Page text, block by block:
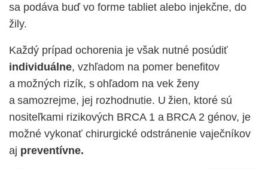
sa podáva buď vo forme tabliet alebo injekčne, do
žily.
Každý prípad ochorenia je však nutné posúdiť
individuálne, vzhľadom na pomer benefitov
a možných rizík, s ohľadom na vek ženy
a samozrejme, jej rozhodnutie. U žien, ktoré sú
nositeľkami rizikových BRCA 1 a BRCA 2 génov, je
možné vykonať chirurgické odstránenie vaječníkov
aj preventívne.